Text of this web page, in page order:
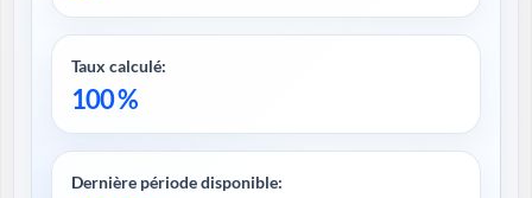
Taux calculé:
100 %
Dernière période disponible: